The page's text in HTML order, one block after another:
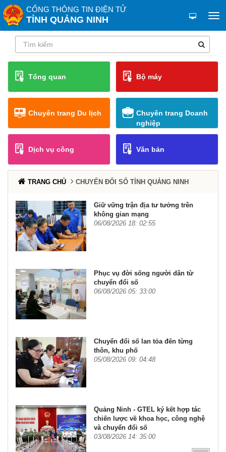
CỔNG THÔNG TIN ĐIỆN TỬ
TỈNH QUẢNG NINH
Tổng quan Bộ máy
Chuyên trang Du lịch
Chuyên trang Doanh
nghiệp
Dịch vụ công Văn bản
TRANG CHỦ CHUYỂN ĐỔI SỐ TỈNH QUẢNG NINH
Giữ vững trận địa tư tưởng trên
không gian mạng
06/08/2026 18: 02:55
Phục vụ đời sống người dân từ
chuyển đổi số
06/08/2026 05: 33:00
Chuyển đổi số lan tỏa đến từng
thôn, khu phố
05/08/2026 09: 04:48
Quảng Ninh - GTEL ký kết hợp tác
chiến lược về khoa học, công nghệ
và chuyển đổi số
03/08/2026 14: 35:00